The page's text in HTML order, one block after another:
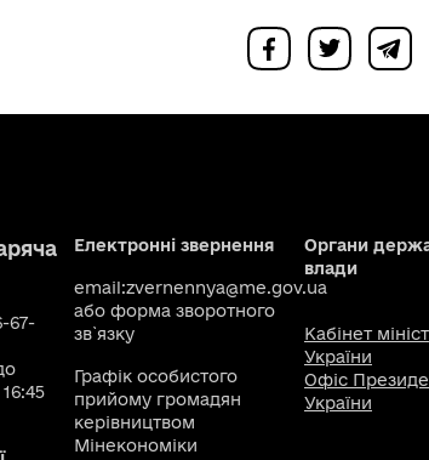
67-
Електронні звернення
email:zvernennya@me.gov.ua
або форма зворотного
зв`язку
Графік особистого
прийому громадян
керівництвом
Мінекономіки
Органи
влади
Кабінет
України
Офіс
України